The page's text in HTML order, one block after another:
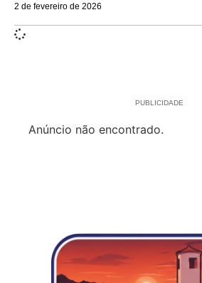
2 de fevereiro de 2026
PUBLICIDADE
Anúncio não encontrado.